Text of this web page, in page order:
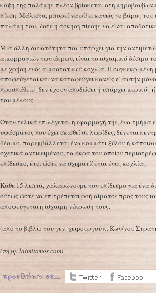
κόψη της παλάμης πλέον βρίσκεται στη
πίεση. Μάλιστα, μπορεί να ρίξει κανείς το βάρος
παλάμη του, ώστε η άσκηση πίεσης να είναι
Μια άλλη δυνατότητα που υπάρχει για την
αιμορραγιών των άκρων, είναι το ισχαιμικό δέσιμο
με χρήση ενός αιμοστατικού κοχλία. Η συγκεκριμένη
αποφεύγεται και να καταφεύγει κανείς σ’ αυτήν
προσπάθειες δεν έχουν αποδώσει ή υπάρχει μερικός
του μέλους.
Όταν τελικά επιλέγεται η εφαρμογή της, ένα τμήμα
υφάσματος που έχει σκισθεί σε λωρίδες, δένεται
δέσιμο, παρεμβάλλεται ένα κομμάτι ξύλου ή
σχετικά αντικειμένου, τα άκρα του οποίου
επίδεσμο, έτσι ώστε να σχηματίζεται ένας κοχλίας.
Κάθε 15 λεπτά, χαλαρώνουμε τον επίδεσμο για ένα
ούτως ώστε να επιτρέπεται ροή αίματος προς τους
αποφεύγεται η ίσχαιμη νέκρωση τους.
(από το βιβλίο του γεν. χειρουργού κ. Κων/νου
(πηγή: laimitomos.com)